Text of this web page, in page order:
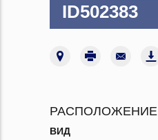
ID502383
РАСПОЛОЖЕНИЕ
ВИД